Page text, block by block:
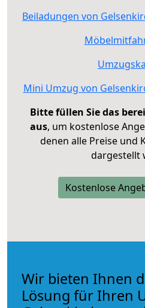
Beiladungen von
Mini Umzug von
Bitte füllen Sie das
aus, um kostenlose
denen alle Preise und
dargestellt
Kostenlose
Wir bieten Ihnen
Lösung für Ihren